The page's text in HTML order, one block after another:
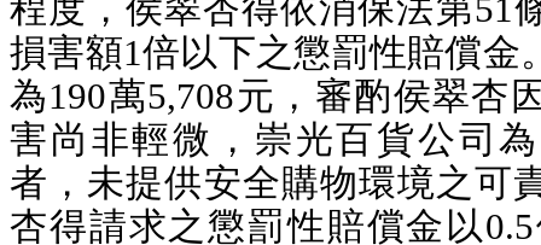
程度，侯翠杏得依消保法第51
損害額1倍以下之懲罰性賠償金
為190萬5,708元，審酌侯翠杏
害尚非輕微，崇光百貨公司
者，未提供安全購物環境之可
杏得請求之懲罰性賠償金以